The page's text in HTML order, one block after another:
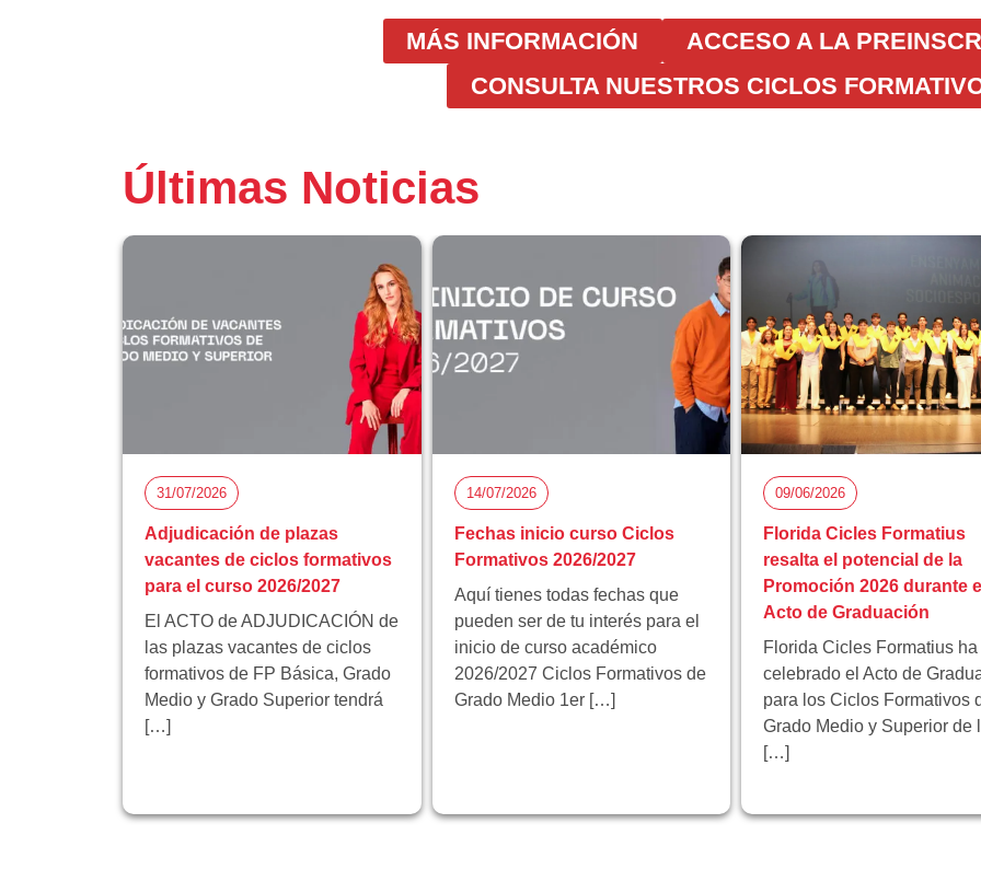
MÁS INFORMACIÓN
ACCESO A LA
CONSULTA NUESTROS CICLOS
Últimas Noticias
31/07/2026
Adjudicación de plazas
vacantes de ciclos formativos
para el curso 2026/2027
El ACTO de ADJUDICACIÓN de
las plazas vacantes de ciclos
formativos de FP Básica, Grado
Medio y Grado Superior tendrá
[…]
14/07/2026
Fechas inicio curso Ciclos
Formativos 2026/2027
Aquí tienes todas fechas que
pueden ser de tu interés para el
inicio de curso académico
2026/2027 Ciclos Formativos de
Grado Medio 1er […]
09/06/2026
Florida Cicles Formatius
resalta el potencial de la
Promoción 2026 durante el
Acto de Graduación
Florida Cicles Formatius ha
celebrado el Acto de
para los Ciclos Formativos
Grado Medio y Superior de
[…]